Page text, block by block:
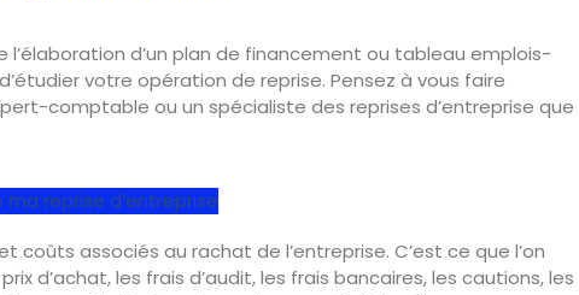
d’un plan de financement ou tableau emplois-
votre opération de reprise. Pensez à vous faire
comptable ou un spécialiste des reprises d’entreprise que
ma reprise d’entreprise
associés au rachat de l’entreprise. C’est ce que l’on
d’achat, les frais d’audit, les frais bancaires, les cautions, les